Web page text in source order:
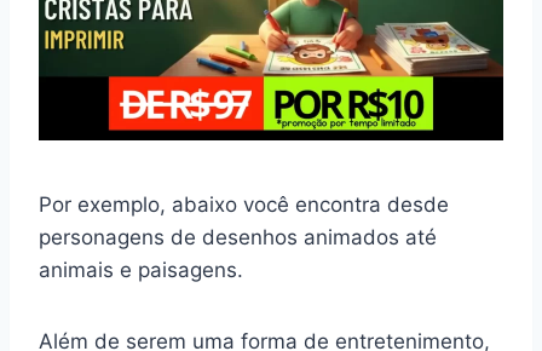
Por exemplo, abaixo você encontra desde
personagens de desenhos animados até
animais e paisagens.
Além de serem uma forma de entretenimento,